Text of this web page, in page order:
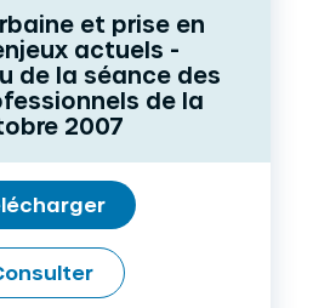
et prise en
actuels -
de la séance des
de la
2007